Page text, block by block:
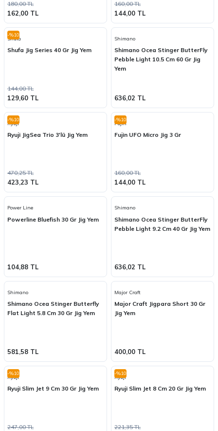
180,00 TL
162,00 TL
160,00 TL
144,00 TL
-%10
Shufa
Shufa Jig Series 40 Gr Jig Yem
144,00 TL
129,60 TL
Shimano
Shimano Ocea Stinger ButterFly
Pebble Light 10.5 Cm 60 Gr Jig
Yem
636,02 TL
-%10
Ryuji
Ryuji JigSea Trio 3'lü Jig Yem
470,25 TL
423,23 TL
-%10
Fujin
Fujin UFO Micro Jig 3 Gr
160,00 TL
144,00 TL
Power Line
Powerline Bluefish 30 Gr Jig Yem
104,88 TL
Shimano
Shimano Ocea Stinger ButterFly
Pebble Light 9.2 Cm 40 Gr Jig Yem
636,02 TL
Shimano
Shimano Ocea Stinger Butterfly
Flat Light 5.8 Cm 30 Gr Jig Yem
581,58 TL
Major Craft
Major Craft Jigpara Short 30 Gr
Jig Yem
400,00 TL
-%10
Ryuji
Ryuji Slim Jet 9 Cm 30 Gr Jig Yem
247,00 TL
-%10
Ryuji
Ryuji Slim Jet 8 Cm 20 Gr Jig Yem
221,35 TL